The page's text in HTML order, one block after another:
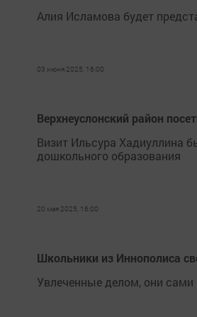
Алия Исламова будет
03 июня 2025, 16:00
Верхнеуслонский район
Визит Ильсура Хадиуллина
дошкольного образования
20 мая 2025, 16:00
Школьники из Иннополиса
Увлеченные делом, они